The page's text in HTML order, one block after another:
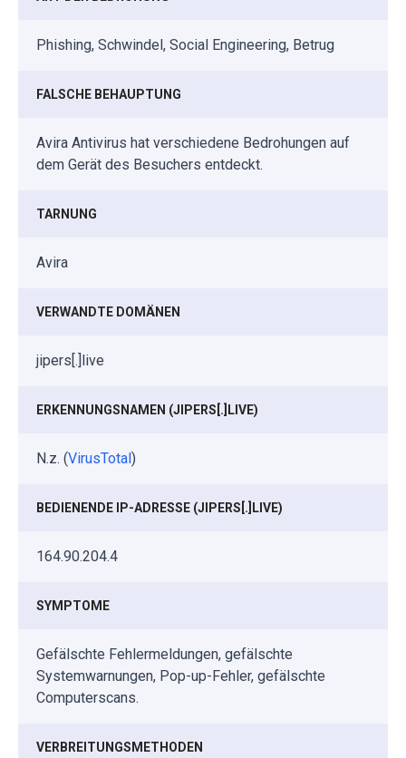
Phishing, Schwindel, Social Engineering, Betrug
FALSCHE BEHAUPTUNG
Avira Antivirus hat verschiedene Bedrohungen auf
dem Gerät des Besuchers entdeckt.
TARNUNG
Avira
VERWANDTE DOMÄNEN
jipers[.]live
ERKENNUNGSNAMEN (JIPERS[.]LIVE)
N.z. (VirusTotal)
BEDIENENDE IP-ADRESSE (JIPERS[.]LIVE)
164.90.204.4
SYMPTOME
Gefälschte Fehlermeldungen, gefälschte
Systemwarnungen, Pop-up-Fehler, gefälschte
Computerscans.
VERBREITUNGSMETHODEN